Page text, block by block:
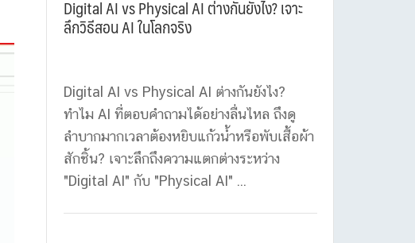
Digital AI vs Physical AI ต่างกันยังไง? เจาะ
ลึกวิธีสอน AI ในโลกจริง
Digital AI vs Physical AI ต่างกันยังไง?
ทำไม AI ที่ตอบคำถามได้อย่างลื่นไหล ถึงดู
ลำบากมากเวลาต้องหยิบแก้วน้ำหรือพับเสื้อผ้า
สักชิ้น? เจาะลึกถึงความแตกต่างระหว่าง
"Digital AI" กับ "Physical AI" ...